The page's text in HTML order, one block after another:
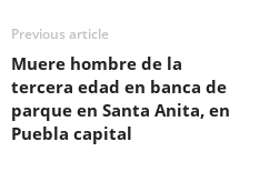
Previous article
Muere hombre de la
tercera edad en banca de
parque en Santa Anita, en
Puebla capital